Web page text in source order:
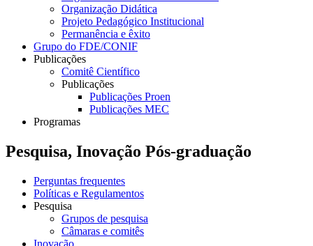
Organização Didática
Projeto Pedagógico Institucional
Permanência e êxito
Grupo do FDE/CONIF
Publicações
Comitê Científico
Publicações
Publicações Proen
Publicações MEC
Programas
Pesquisa, Inovação Pós-graduação
Perguntas frequentes
Políticas e Regulamentos
Pesquisa
Grupos de pesquisa
Câmaras e comitês
Inovação